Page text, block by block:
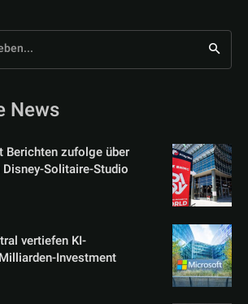
News
Berichten zufolge über
Solitaire-Studio
vertiefen KI-
Investment